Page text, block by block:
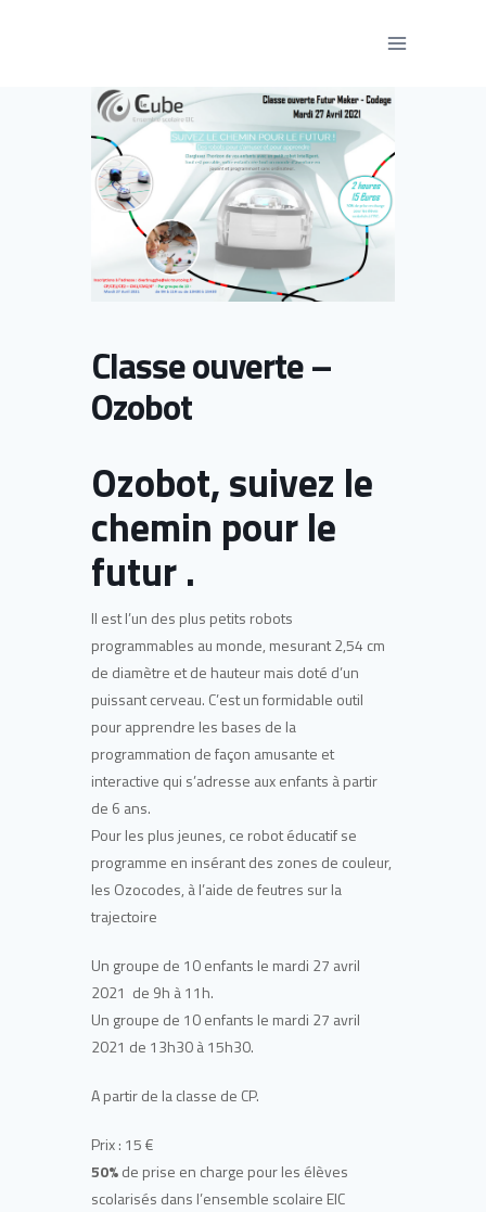
Classe ouverte –
Ozobot
Ozobot, suivez le
chemin pour le
futur .
Il est l’un des plus petits robots
programmables au monde, mesurant 2,54 cm
de diamètre et de hauteur mais doté d’un
puissant cerveau. C’est un formidable outil
pour apprendre les bases de la
programmation de façon amusante et
interactive qui s’adresse aux enfants à partir
de 6 ans.
Pour les plus jeunes, ce robot éducatif se
programme en insérant des zones de couleur,
les Ozocodes, à l’aide de feutres sur la
trajectoire
Un groupe de 10 enfants le mardi 27 avril
2021 de 9h à 11h.
Un groupe de 10 enfants le mardi 27 avril
2021 de 13h30 à 15h30.
A partir de la classe de CP.
Prix : 15 €
50%de prise en charge pour les élèves
scolarisés dans l’ensemble scolaire EIC